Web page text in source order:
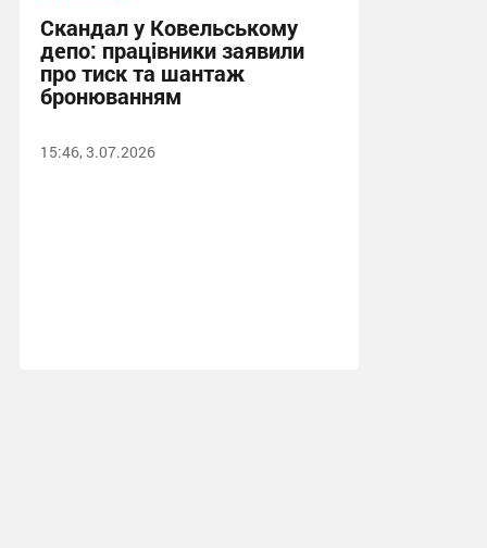
Скандал у Ковельському
депо: працівники заявили
про тиск та шантаж
бронюванням
15:46, 3.07.2026